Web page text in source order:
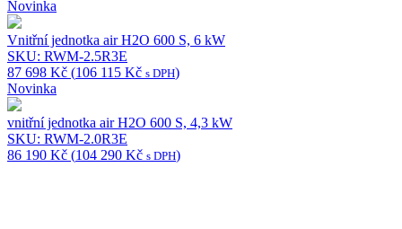
Novinka
Vnitřní jednotka air H2O 600 S, 6 kW
SKU: RWM-2.5R3E
87 698 Kč (106 115 Kč s DPH)
Novinka
vnitřní jednotka air H2O 600 S, 4,3 kW
SKU: RWM-2.0R3E
86 190 Kč (104 290 Kč s DPH)